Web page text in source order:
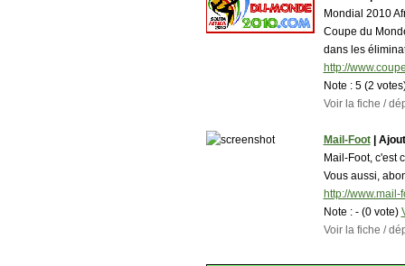
Mondial 2010
Coupe du
dans les
http://
Note : 5 (2
Voir la fiche /
Mail-Foot|
Mail-Foot, c'est
Vous aussi,
http://www.mail-
Note : - (0 vote)
Voir la fiche /